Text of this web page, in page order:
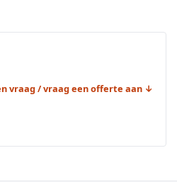
vraag / vraag een offerte aan ↓